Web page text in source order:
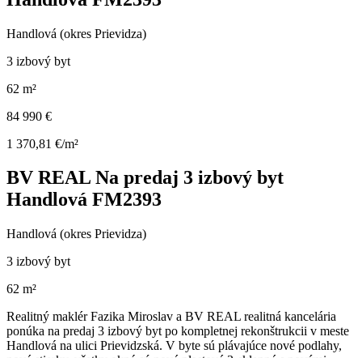
Handlová (okres Prievidza)
3 izbový byt
62 m²
84 990 €
1 370,81 €/m²
BV REAL Na predaj 3 izbový byt
Handlová FM2393
Handlová (okres Prievidza)
3 izbový byt
62 m²
Realitný maklér Fazika Miroslav a BV REAL realitná kancelária
ponúka na predaj 3 izbový byt po kompletnej rekonštrukcii v meste
Handlová na ulici Prievidzská. V byte sú plávajúce nové podlahy,